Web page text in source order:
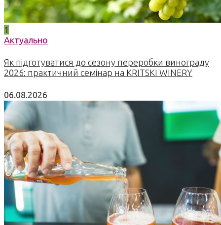
1
Актуально
Як підготуватися до сезону переробки винограду
2026: практичний семінар на KRITSKI WINERY
06.08.2026